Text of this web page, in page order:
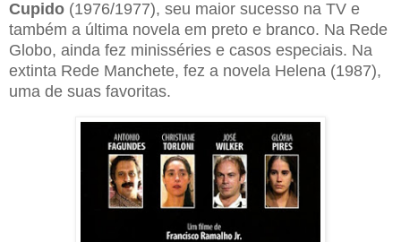
Cupido (1976/1977), seu maior sucesso na TV e
também a última novela em preto e branco. Na Rede
Globo, ainda fez minisséries e casos especiais. Na
extinta Rede Manchete, fez a novela Helena (1987),
uma de suas favoritas.